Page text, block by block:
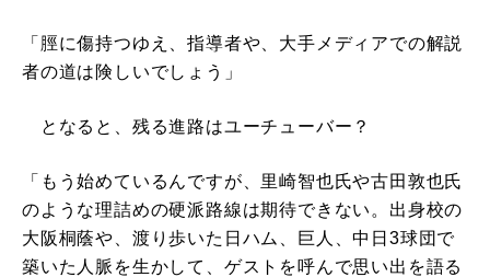
「脛に傷持つゆえ、指導者や、大手メディアでの解説
者の道は険しいでしょう」
となると、残る進路はユーチューバー？
「もう始めているんですが、里崎智也氏や古田敦也氏
のような理詰めの硬派路線は期待できない。出身校の
大阪桐蔭や、渡り歩いた日ハム、巨人、中日3球団で
築いた人脈を生かして、ゲストを呼んで思い出を語る